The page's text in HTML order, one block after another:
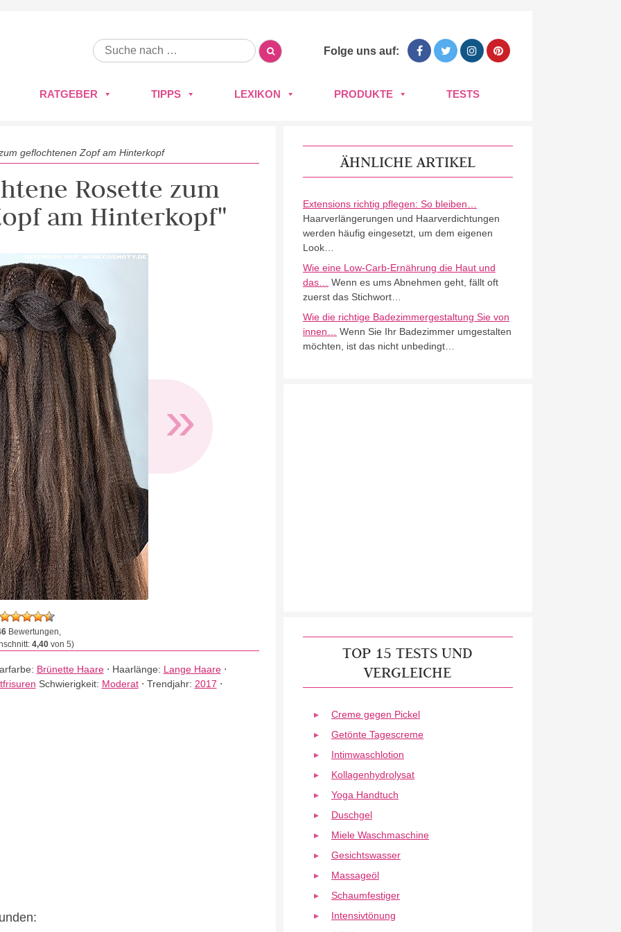
Folge uns auf:
RATGEBER TIPPS LEXIKON PRODUKTE TESTS
geflochtenen Zopf am Hinterkopf
Rosette zum
am Hinterkopf"
»
Bewertungen,
4,40von 5)
Brünette Haare⋅ Haarlänge: Lange Haare⋅
Schwierigkeit: Moderat⋅ Trendjahr: 2017 ⋅
ÄHNLICHE ARTIKEL
Extensions richtig pflegen: So bleiben…
Haarverlängerungen und Haarverdichtungen
werden häufig eingesetzt, um dem eigenen
Look…
Wie eine Low-Carb-Ernährung die Haut und
das…
Wenn es ums Abnehmen geht, fällt oft
zuerst das Stichwort…
Wie die richtige Badezimmergestaltung Sie von
innen…
Wenn Sie Ihr Badezimmer umgestalten
möchten, ist das nicht unbedingt…
TOP 15 TESTS UND
VERGLEICHE
Creme gegen Pickel
Getönte Tagescreme
Intimwaschlotion
Kollagenhydrolysat
Yoga Handtuch
Duschgel
Miele Waschmaschine
Gesichtswasser
Massageöl
Schaumfestiger
Intensivtönung